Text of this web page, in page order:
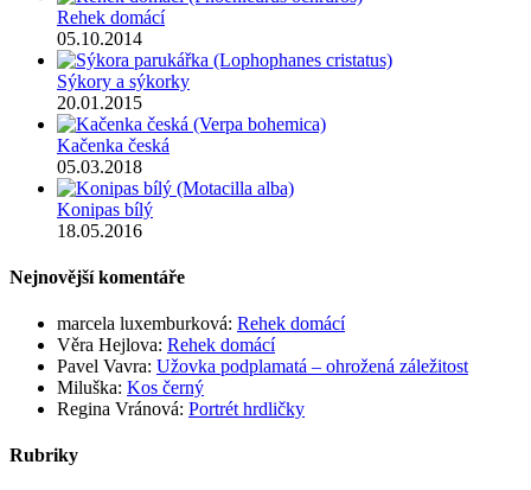
Rehek domácí
05.10.2014
Sýkory a sýkorky
20.01.2015
Kačenka česká
05.03.2018
Konipas bílý
18.05.2016
Nejnovější komentáře
marcela luxemburková: Rehek domácí
Věra Hejlova: Rehek domácí
Pavel Vavra: Užovka podplamatá – ohrožená záležitost
Miluška: Kos černý
Regina Vránová: Portrét hrdličky
Rubriky